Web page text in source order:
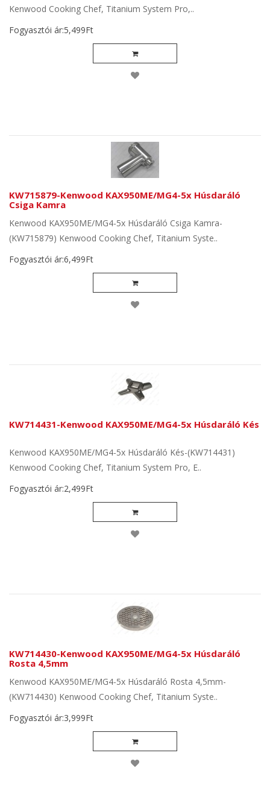
Kenwood Cooking Chef, Titanium System Pro,..
Fogyasztói ár:5,499Ft
KW715879-Kenwood KAX950ME/MG4-5x Húsdaráló
Csiga Kamra
Kenwood KAX950ME/MG4-5x Húsdaráló Csiga Kamra-
(KW715879) Kenwood Cooking Chef, Titanium Syste..
Fogyasztói ár:6,499Ft
KW714431-Kenwood KAX950ME/MG4-5x Húsdaráló Kés
Kenwood KAX950ME/MG4-5x Húsdaráló Kés-(KW714431)
Kenwood Cooking Chef, Titanium System Pro, E..
Fogyasztói ár:2,499Ft
KW714430-Kenwood KAX950ME/MG4-5x Húsdaráló
Rosta 4,5mm
Kenwood KAX950ME/MG4-5x Húsdaráló Rosta 4,5mm-
(KW714430) Kenwood Cooking Chef, Titanium Syste..
Fogyasztói ár:3,999Ft